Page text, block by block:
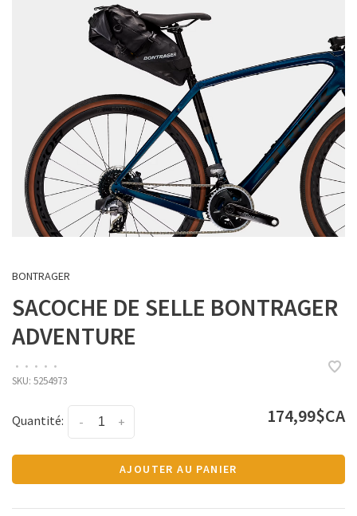
BONTRAGER
SACOCHE DE SELLE BONTRAGER
ADVENTURE
• • • • •
SKU: 5254973
Quantité: +
- 174,99$CA
AJOUTER AU PANIER